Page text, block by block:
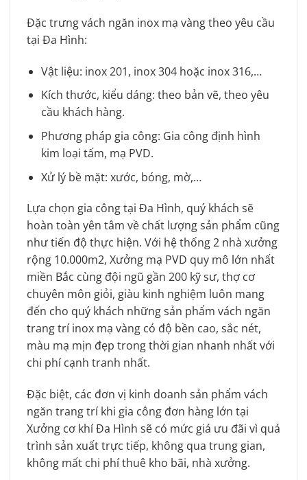
Đặc trưng vách ngăn inox mạ vàng theo yêu cầu
tại Đa Hình:
Vật liệu: inox 201, inox 304 hoặc inox 316,…
Kích thước, kiểu dáng: theo bản vẽ, theo yêu
cầu khách hàng.
Phương pháp gia công: Gia công định hình
kim loại tấm, mạ PVD.
Xử lý bề mặt: xước, bóng, mờ,…
Lựa chọn gia công tại Đa Hình, quý khách sẽ
hoàn toàn yên tâm về chất lượng sản phẩm cũng
như tiến độ thực hiện. Với hệ thống 2 nhà xưởng
rộng 10.000m2, Xưởng mạ PVD quy mô lớn nhất
miền Bắc cùng đội ngũ gần 200 kỹ sư, thợ cơ
chuyên môn giỏi, giàu kinh nghiệm luôn mang
đến cho quý khách những sản phẩm vách ngăn
trang trí inox mạ vàng có độ bền cao, sắc nét,
màu mạ mịn đẹp trong thời gian nhanh nhất với
chi phí cạnh tranh nhất.
Đặc biệt, các đơn vị kinh doanh sản phẩm vách
ngăn trang trí khi gia công đơn hàng lớn tại
Xưởng cơ khí Đa Hình sẽ có mức giá ưu đãi vì quá
trình sản xuất trực tiếp, không qua trung gian,
không mất chi phí thuê kho bãi, nhà xưởng.